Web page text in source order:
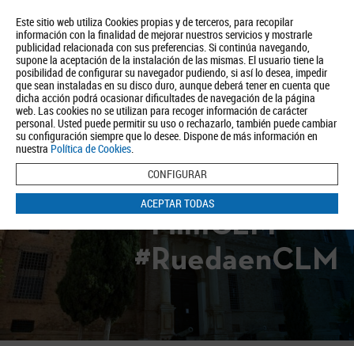
Este sitio web utiliza Cookies propias y de terceros, para recopilar
información con la finalidad de mejorar nuestros servicios y mostrarle
publicidad relacionada con sus preferencias. Si continúa navegando,
supone la aceptación de la instalación de las mismas. El usuario tiene la
posibilidad de configurar su navegador pudiendo, si así lo desea, impedir
que sean instaladas en su disco duro, aunque deberá tener en cuenta que
dicha acción podrá ocasionar dificultades de navegación de la página
web. Las cookies no se utilizan para recoger información de carácter
personal. Usted puede permitir su uso o rechazarlo, también puede cambiar
su configuración siempre que lo desee. Dispone de más información en
nuestra Política de Cookies.
CONFIGURAR
ACEPTAR TODAS
About us Tourism Política de Privacidad Aviso Legal Política de Cookies
BUSCAR
#FilmCLM
#RuedaenCLM